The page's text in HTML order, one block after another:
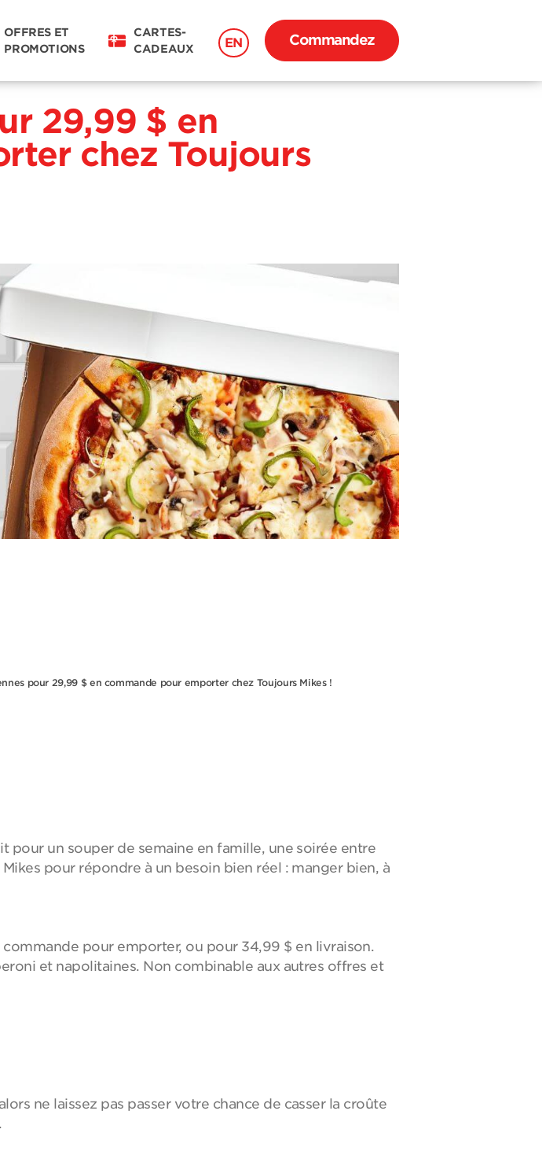
OFFRES ET
PROMOTIONS
CARTES-
CADEAUX
EN Commandez
29,99 $ en
chez Toujours
pour 29,99 $ en commande pour emporter chez Toujours Mikes !
pour un souper de semaine en famille, une soirée entre
pour répondre à un besoin bien réel : manger bien, à
commande pour emporter, ou pour 34,99 $ en livraison.
et napolitaines. Non combinable aux autres offres et
ne laissez pas passer votre chance de casser la croûte